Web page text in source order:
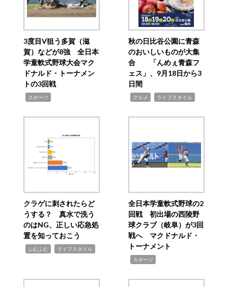
3度目V狙う多賀（滋
賀）などが8強 全日本
学童軟式野球大会マク
ドナルド・トーナメン
トの3回戦
スポーツ
秋の日比谷公園に青森
のおいしいものが大集
合 「んめぇ青森フ
ェス」、9月18日から3
日間
グルメ ライフスタイル
クラゲに刺されたらど
うする？ 真水で洗う
のはNG、正しい応急処
置を知っておこう
ふむふむ ライフスタイル
全日本学童軟式野球の2
回戦 初出場の西陵野
球クラブ（岐阜）が3回
戦へ マクドナルド・
トーナメント
スポーツ